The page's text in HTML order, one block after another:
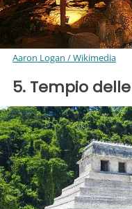
Aaron Logan / Wikimedia
5. Tempio